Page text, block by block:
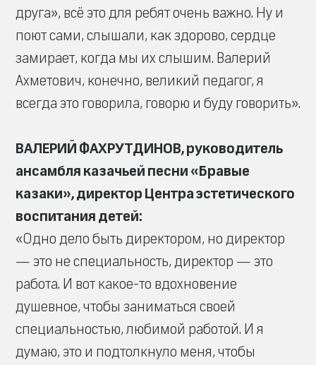
друга», всё это для ребят очень важно. Ну и
поют сами, слышали, как здорово, сердце
замирает, когда мы их слышим. Валерий
Ахметович, конечно, великий педагог, я
всегда это говорила, говорю и буду говорить».
ВАЛЕРИЙ ФАХРУТДИНОВ, руководитель
ансамбля казачьей песни «Бравые
казаки», директор Центра эстетического
воспитания детей:
«Одно дело быть директором, но директор
— это не специальность, директор — это
работа. И вот какое-то вдохновение
душевное, чтобы заниматься своей
специальностью, любимой работой. И я
думаю, это и подтолкнуло меня, чтобы